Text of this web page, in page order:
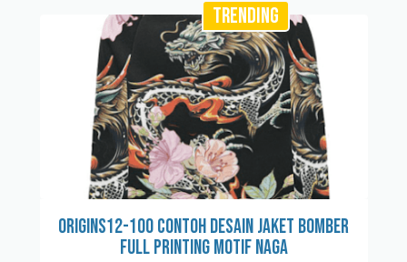
TRENDING
Origins12-100 Contoh Desain Jaket Bomber
Full Printing Motif Naga